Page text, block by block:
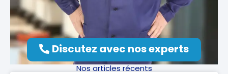
Discutez avec nos experts
Nos articles récents